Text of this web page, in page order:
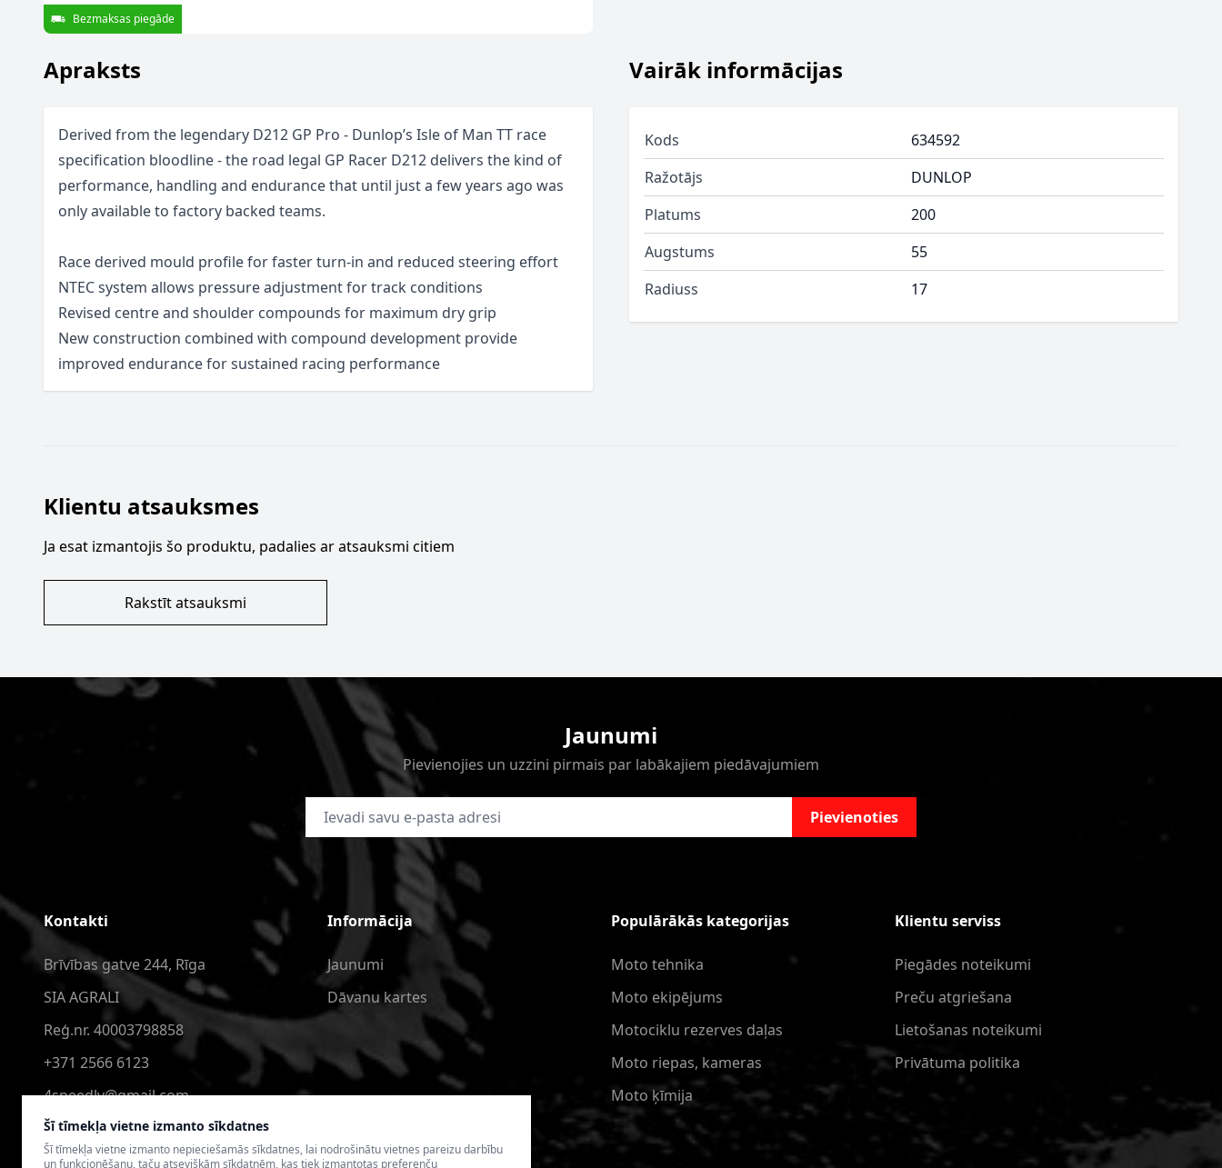
Šī tīmekļa vietne izmanto sīkdatnes
Šī tīmekļa vietne izmanto nepieciešamās sīkdatnes, lai nodrošinātu vietnes pareizu darbību
un funkcionēšanu, taču atsevišķām sīkdatnēm, kas tiek izmantotas preferenču
Bezmaksas piegāde
Apraksts
Derived from the legendary D212 GP Pro - Dunlop’s Isle of Man TT race
specification bloodline - the road legal GP Racer D212 delivers the kind of
performance, handling and endurance that until just a few years ago was
only available to factory backed teams.
Race derived mould profile for faster turn-in and reduced steering effort
NTEC system allows pressure adjustment for track conditions
Revised centre and shoulder compounds for maximum dry grip
New construction combined with compound development provide
improved endurance for sustained racing performance
Vairāk informācijas
Kods
634592
Ražotājs
DUNLOP
Platums
200
Augstums
55
Radiuss
17
Klientu atsauksmes
Ja esat izmantojis šo produktu, padalies ar atsauksmi citiem
Rakstīt atsauksmi
Jaunumi
Pievienojies un uzzini pirmais par labākajiem piedāvajumiem
E-pasta adrese Pievienoties
Kontakti
Brīvības gatve 244, Rīga
SIA AGRALI
Reģ.nr. 40003798858
+371 2566 6123
4speedlv@gmail.com
Informācija
Jaunumi
Dāvanu kartes
Populārākās kategorijas
Moto tehnika
Moto ekipējums
Motociklu rezerves daļas
Moto riepas, kameras
Moto ķīmija
Klientu serviss
Piegādes noteikumi
Preču atgriešana
Lietošanas noteikumi
Privātuma politika